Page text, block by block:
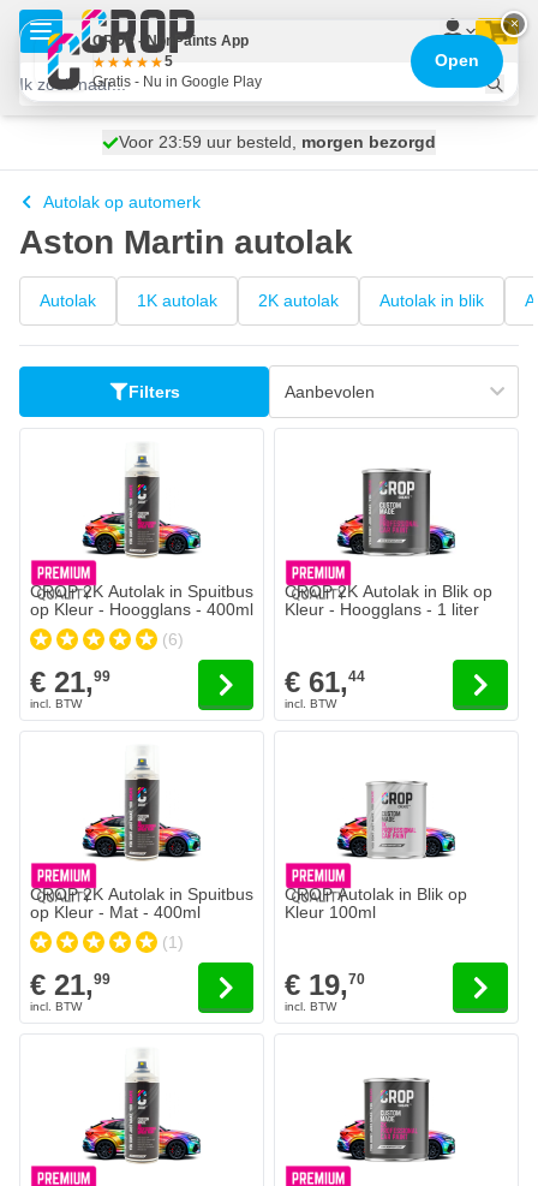
Ga naar de inhoud
Voor 23:59 uur besteld, morgen bezorgd
Gratis bezorgd
100 dagen
Autolak op automerk
Aston Martin autolak
Autolak 1K autolak 2K autolak Autolak in blik
Filters
CROP 2K Autolak in Spuitbus
op Kleur - Hoogglans - 400ml
(6)
€ 21,99
CROP 2K Autolak in Blik op
Kleur - Hoogglans - 1 liter
€ 61,44
CROP 2K Autolak in Spuitbus
op Kleur - Mat - 400ml
(1)
€ 21,99
CROP Autolak in Blik op
Kleur 100ml
€ 19,70
×
CROP - NonPaints App
5
Gratis - Nu in Google Play
Open